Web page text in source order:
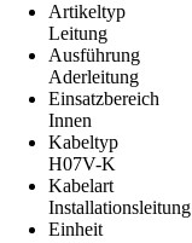
Artikeltyp
Leitung
Ausführung
Aderleitung
Einsatzbereich
Innen
Kabeltyp
H07V-K
Kabelart
Installationsleitung
Einheit